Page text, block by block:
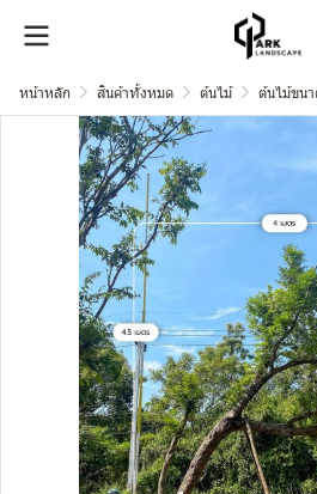
หน้าหลัก สินค้าทั้งหมด ต้นไม้ ต้นไม้ขน